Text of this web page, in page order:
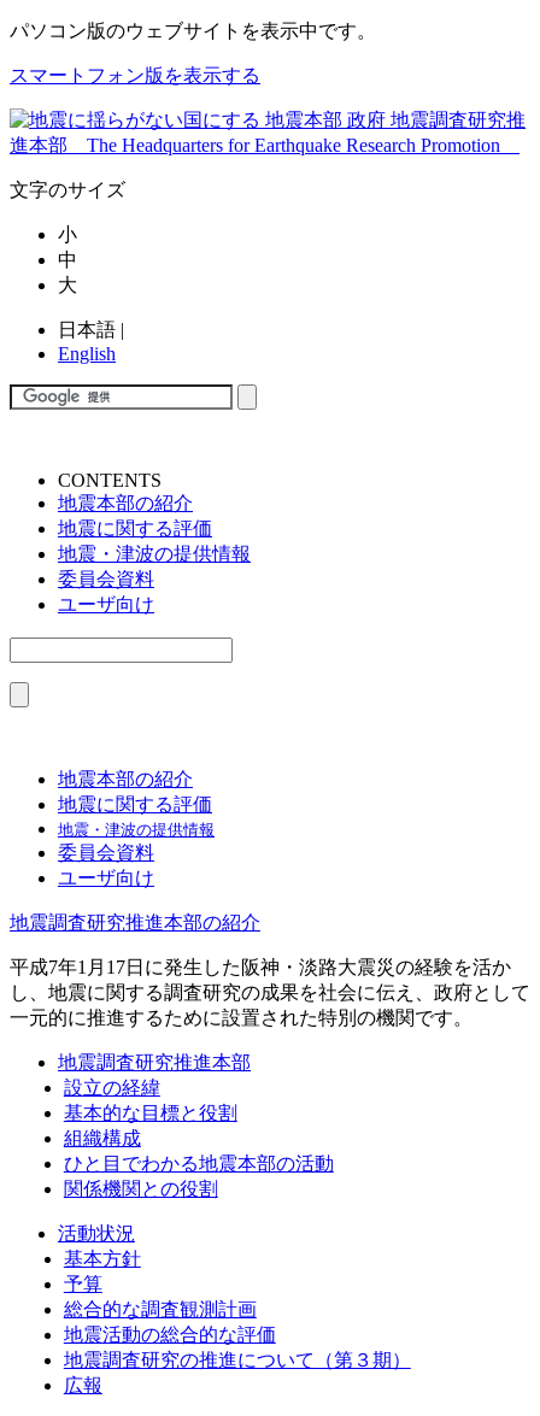
パソコン版のウェブサイトを表示中です。
スマートフォン版を表示する
文字のサイズ
小
中
大
日本語 |
English
CONTENTS
地震本部の紹介
地震に関する評価
地震・津波の提供情報
委員会資料
ユーザ向け
地震本部の紹介
地震に関する評価
地震・津波の提供情報
委員会資料
ユーザ向け
地震調査研究推進本部の紹介
平成7年1月17日に発生した阪神・淡路大震災の経験を活か
し、地震に関する調査研究の成果を社会に伝え、政府として
一元的に推進するために設置された特別の機関です。
地震調査研究推進本部
設立の経緯
基本的な目標と役割
組織構成
ひと目でわかる地震本部の活動
関係機関との役割
活動状況
基本方針
予算
総合的な調査観測計画
地震活動の総合的な評価
地震調査研究の推進について（第３期）
広報